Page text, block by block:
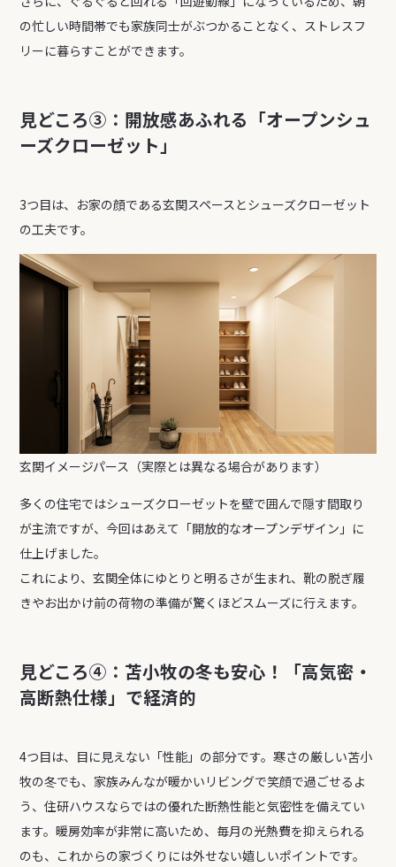
の忙しい時間帯でも家族同士がぶつかることなく、ストレスフ
リーに暮らすことができます。
見どころ③：開放感あふれる「オープンシュ
ーズクローゼット」
3つ目は、お家の顔である玄関スペースとシューズクローゼット
の工夫です。
玄関イメージパース（実際とは異なる場合があります）
多くの住宅ではシューズクローゼットを壁で囲んで隠す間取り
が主流ですが、今回はあえて「開放的なオープンデザイン」に
仕上げました。
これにより、玄関全体にゆとりと明るさが生まれ、靴の脱ぎ履
きやお出かけ前の荷物の準備が驚くほどスムーズに行えます。
見どころ④：苫小牧の冬も安心！「高気密・
高断熱仕様」で経済的
4つ目は、目に見えない「性能」の部分です。寒さの厳しい苫小
牧の冬でも、家族みんなが暖かいリビングで笑顔で過ごせるよ
う、住研ハウスならではの優れた断熱性能と気密性を備えてい
ます。暖房効率が非常に高いため、毎月の光熱費を抑えられる
のも、これからの家づくりには外せない嬉しいポイントです。